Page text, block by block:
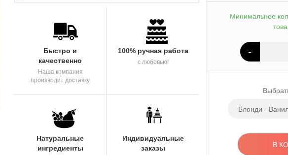
Быстро и
качественно
Наша компания
производит доставку
100% ручная работа
с любовью!
Натуральные
ингредиенты
Индивидуальные
заказы
Минимальное
-
Блонди -
В